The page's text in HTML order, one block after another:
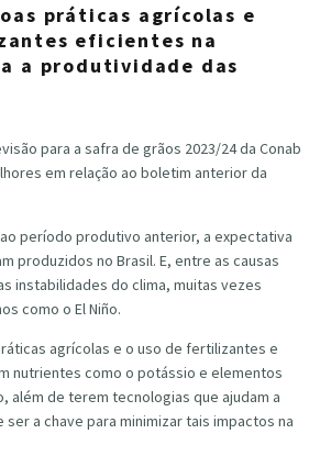
práticas agrícolas e
eficientes na
a produtividade das
para a safra de grãos 2023/24 da Conab
em relação ao boletim anterior da
período produtivo anterior, a expectativa
produzidos no Brasil. E, entre as causas
instabilidades do clima, muitas vezes
como o El Niño.
agrícolas e o uso de fertilizantes e
nutrientes como o potássio e elementos
além de terem tecnologias que ajudam a
a chave para minimizar tais impactos na